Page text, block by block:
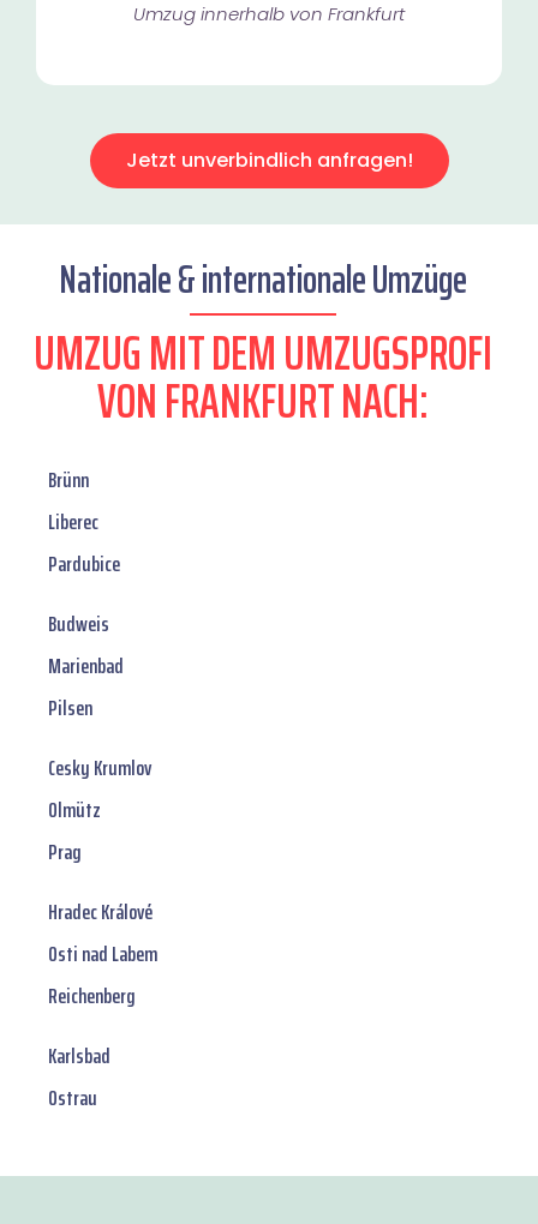
Umzug innerhalb von Frankfurt​
Jetzt unverbindlich anfragen!
Nationale & internationale Umzüge
UMZUG MIT DEM UMZUGSPROFI
VON FRANKFURT NACH:
Brünn
Liberec
Pardubice
Budweis
Marienbad
Pilsen
Cesky Krumlov
Olmütz
Prag
Hradec Králové
Osti nad Labem
Reichenberg
Karlsbad
Ostrau